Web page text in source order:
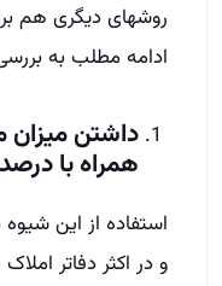
روشهای دیگری هم
ادامه مطلب به
داشتن
همراه با
استفاده از این شیوه
و در اکثر دفاتر